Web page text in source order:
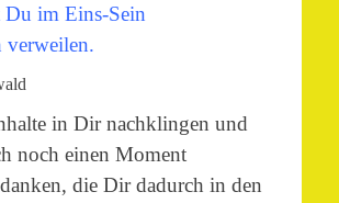
Du im Eins-Sein
in Dir nachklingen und
noch einen Moment
die Dir dadurch in den